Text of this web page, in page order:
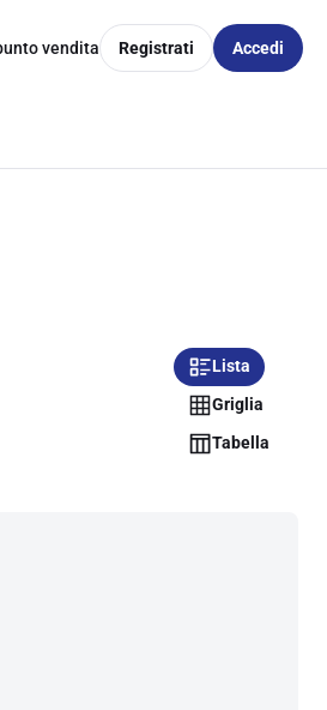
vendita Registrati Accedi
Lista
Griglia
Tabella